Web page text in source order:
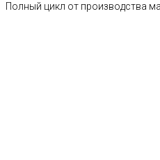
Полный цикл от производства